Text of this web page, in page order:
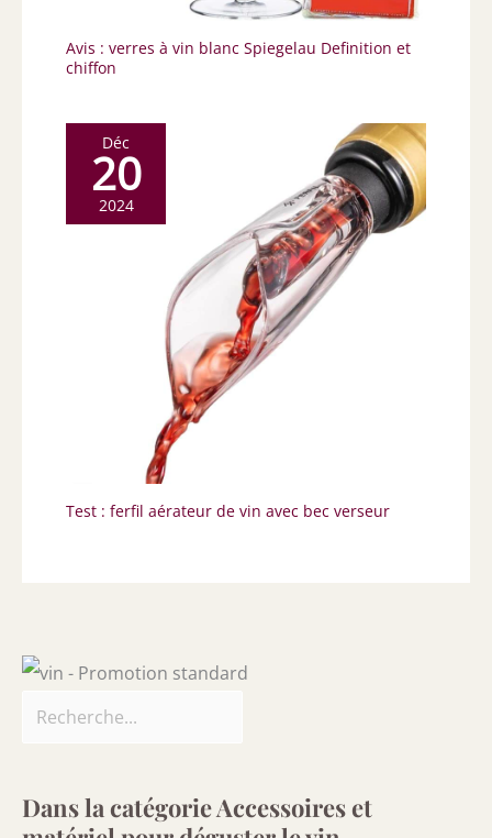
Avis : verres à vin blanc Spiegelau Definition et
chiffon
Déc
20
2024
Test : ferfil aérateur de vin avec bec verseur
Dans la catégorie Accessoires et